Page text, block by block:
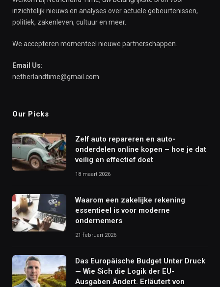
inzichtelijk nieuws en analyses over actuele gebeurtenissen,
politiek, zakenleven, cultuur en meer.
We accepteren momenteel nieuwe partnerschappen.
Email Us:
netherlandtime@gmail.com
Our Picks
Zelf auto repareren en auto-
onderdelen online kopen – hoe je dat
veilig en effectief doet
18 maart 2026
Waarom een zakelijke rekening
essentieel is voor moderne
ondernemers
21 februari 2026
Das Europäische Budget Unter Druck
— Wie Sich die Logik der EU-
Ausgaben Ändert. Erläutert von